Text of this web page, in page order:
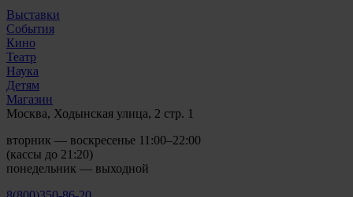
Выставки
События
Кино
Театр
Наука
Детям
Магазин
Москва, Ходынская улица, 2 стр. 1
вторник — воскресенье 11:00–22:00
(кассы до 21:20)
понедельник — выходной